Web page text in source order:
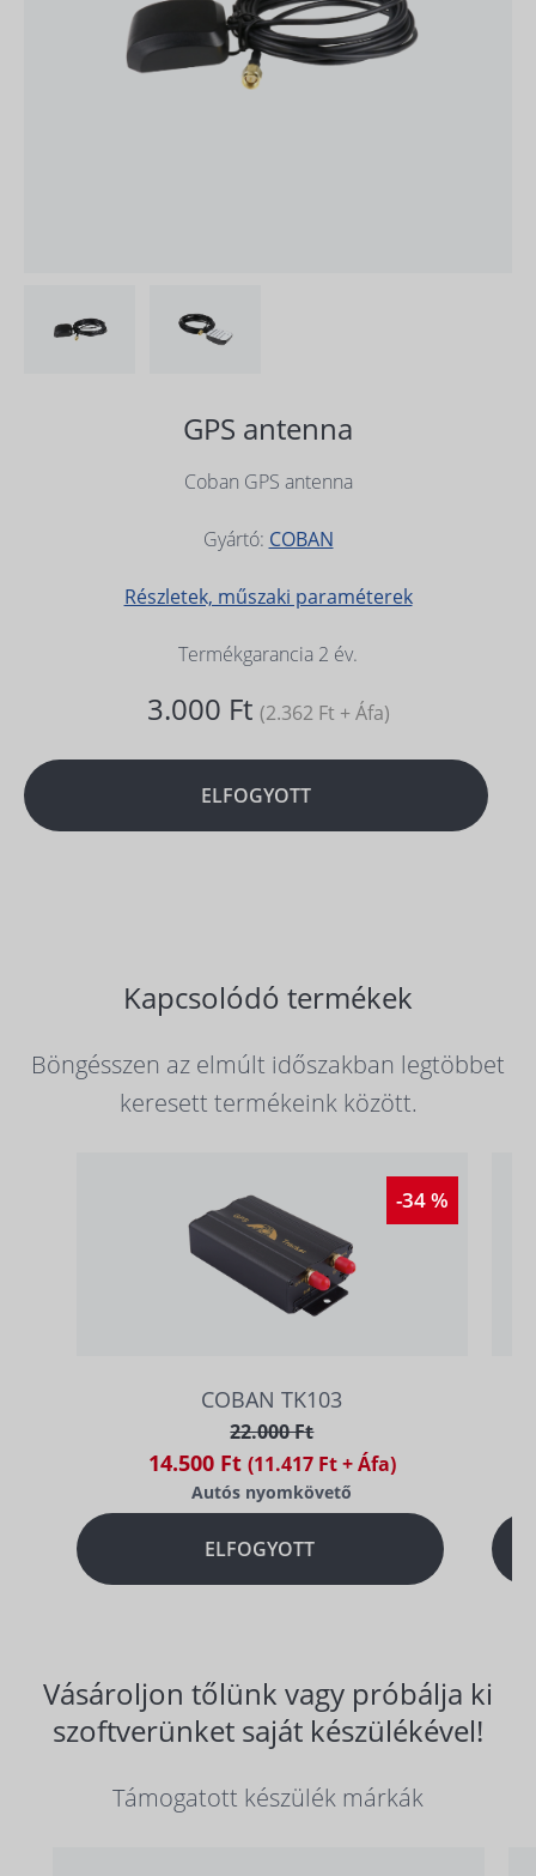
GPS antenna
Coban GPS antenna
Gyártó: COBAN
Részletek, műszaki paraméterek
Termékgarancia 2 év.
3.000 Ft (2.362 Ft + Áfa)
ELFOGYOTT
Kapcsolódó termékek
Böngésszen az elmúlt időszakban legtöbbet
keresett termékeink között.
-34 %
COBAN TK103
22.000 Ft
14.500 Ft (11.417 Ft + Áfa)
Autós nyomkövető
ELFOGYOTT
Vásároljon tőlünk vagy próbálja ki
szoftverünket saját készülékével!
Támogatott készülék márkák